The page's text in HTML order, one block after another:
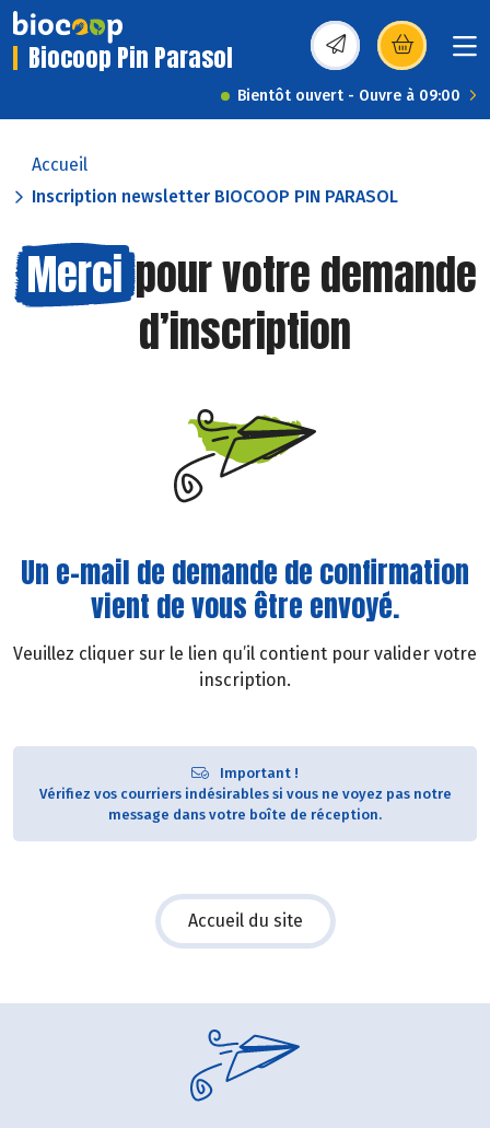
Biocoop Pin Parasol (s’ouvre dans une
Bientôt ouvert - Ouvre à 09:00
Accueil
Inscription newsletter BIOCOOP PIN PARASOL
Merci pour votre demande
d’inscription
Un e-mail de demande de confirmation
vient de vous être envoyé.
Veuillez cliquer sur le lien qu’il contient pour valider votre
inscription.
Important !
Vérifiez vos courriers indésirables si vous ne voyez pas notre
message dans votre boîte de réception.
Accueil du site